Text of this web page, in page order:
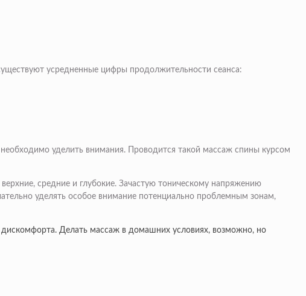
усредненные цифры продолжительности сеанса:
уделить внимания. Проводится такой массаж спины курсом
средние и глубокие. Зачастую тоническому напряжению
уделять особое внимание потенциально проблемным зонам,
Делать массаж в домашних условиях, возможно, но